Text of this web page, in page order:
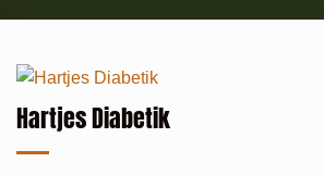
Hartjes Diabetik